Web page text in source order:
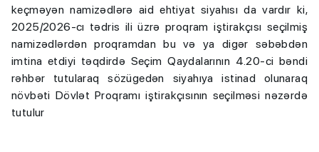
keçməyən namizədlərə aid ehtiyat siyahısı da vardır ki,
2025/2026-cı tədris ili üzrə proqram iştirakçısı seçilmiş
namizədlərdən proqramdan bu və ya digər səbəbdən
imtina etdiyi təqdirdə Seçim Qaydalarının 4.20-ci bəndi
rəhbər tutularaq sözügedən siyahıya istinad olunaraq
növbəti Dövlət Proqramı iştirakçısının seçilməsi nəzərdə
tutulur